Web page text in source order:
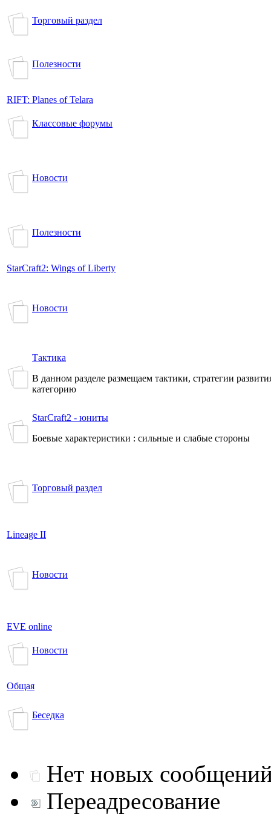
Торговый раздел
Полезности
RIFT: Planes of Telara
Классовые форумы
Новости
Полезности
StarCraft2: Wings of Liberty
Новости
Тактика
В данном разделе размещаем тактики, стратегии
категорию
StarCraft2 - юниты
Боевые характеристики : сильные и слабые стороны
Торговый раздел
Lineage II
Новости
EVE online
Новости
Общая
Беседка
Нет новых
Переадресование